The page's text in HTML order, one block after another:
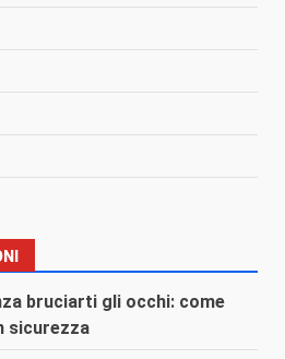
bruciarti gli occhi: come
sicurezza